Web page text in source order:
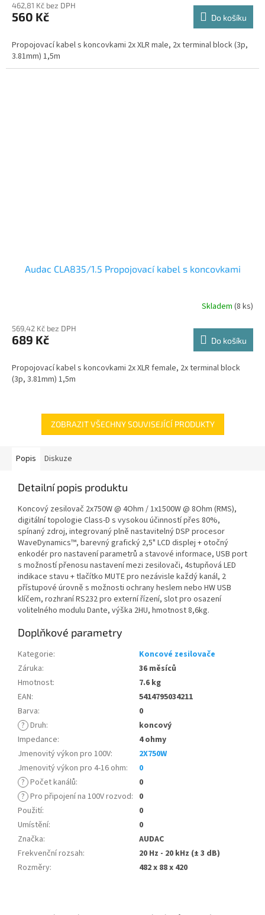
462,81 Kč bez DPH
560 Kč Do košíku
Propojovací kabel s koncovkami 2x XLR male, 2x terminal block (3p,
3.81mm) 1,5m
Audac CLA835/1.5 Propojovací kabel s koncovkami
Skladem (8 ks)
569,42 Kč bez DPH
689 Kč Do košíku
Propojovací kabel s koncovkami 2x XLR female, 2x terminal block
(3p, 3.81mm) 1,5m
ZOBRAZIT VŠECHNY SOUVISEJÍCÍ PRODUKTY
Popis Diskuze
Detailní popis produktu
Koncový zesilovač 2x750W @ 4Ohm / 1x1500W @ 8Ohm (RMS),
digitální topologie Class-D s vysokou účinností přes 80%,
spínaný zdroj, integrovaný plně nastavitelný DSP procesor
WaveDynamics™, barevný grafický 2,5" LCD displej + otočný
enkodér pro nastavení parametrů a stavové informace, USB port
s možností přenosu nastavení mezi zesilovači, 4stupňová LED
indikace stavu + tlačítko MUTE pro nezávisle každý kanál, 2
přístupové úrovně s možnosti ochrany heslem nebo HW USB
klíčem, rozhraní RS232 pro externí řízení, slot pro osazení
volitelného modulu Dante, výška 2HU, hmotnost 8,6kg.
Doplňkové parametry
Kategorie:
Koncové zesilovače
Záruka:
36 měsíců
Hmotnost:
7.6 kg
EAN:
5414795034211
Barva:
0
? Druh:
koncový
Impedance:
4 ohmy
Jmenovitý výkon pro 100V:
2X750W
Jmenovitý výkon pro 4-16 ohm:
0
? Počet kanálů:
0
? Pro připojení na 100V rozvod: 0
Použití:
0
Umístění:
0
Značka:
AUDAC
Frekvenční rozsah:
20 Hz - 20 kHz (± 3 dB)
Rozměry: 482 x 88 x 420